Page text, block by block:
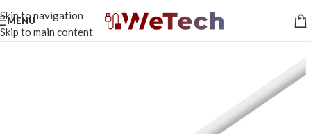
Skip to navigation
Skip to main content
MENU